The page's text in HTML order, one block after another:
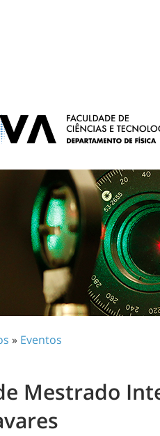
» Eventos
Mestrado